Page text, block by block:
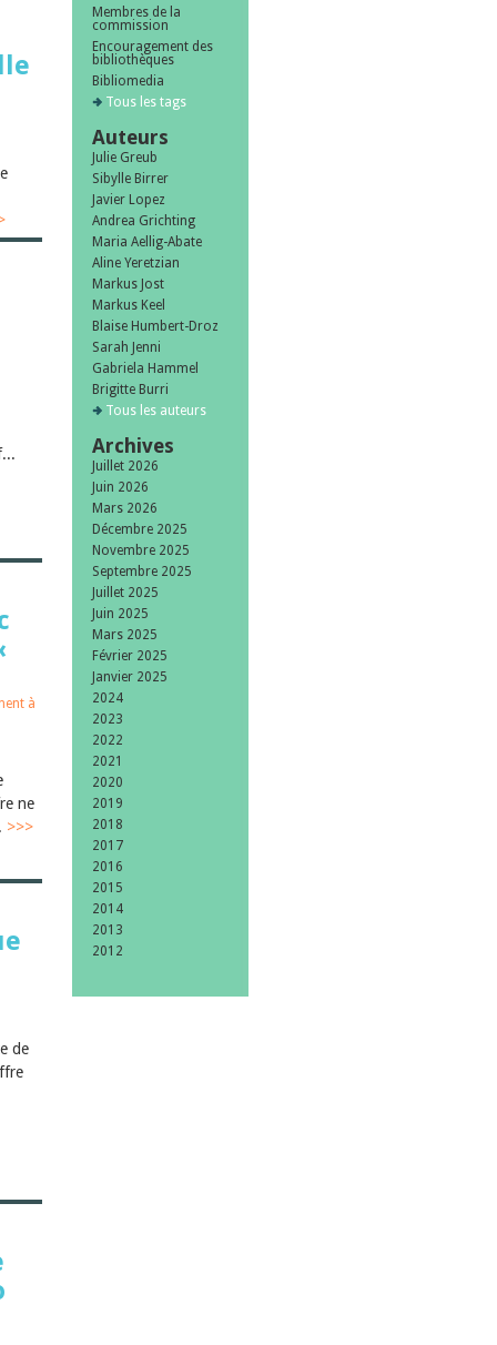
à
ne
>>>
de
Membres de la
commission
Encouragement des
bibliothèques
Bibliomedia
Tous les tags
Auteurs
Julie Greub
Sibylle Birrer
Javier Lopez
Andrea Grichting
Maria Aellig-Abate
Aline Yeretzian
Markus Jost
Markus Keel
Blaise Humbert-Droz
Sarah Jenni
Gabriela Hammel
Brigitte Burri
Tous les auteurs
Archives
Juillet 2026
Juin 2026
Mars 2026
Décembre 2025
Novembre 2025
Septembre 2025
Juillet 2025
Juin 2025
Mars 2025
Février 2025
Janvier 2025
2024
2023
2022
2021
2020
2019
2018
2017
2016
2015
2014
2013
2012